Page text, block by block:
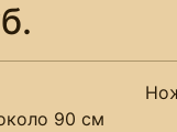
90 см